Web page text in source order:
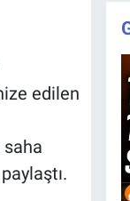
edilen
saha